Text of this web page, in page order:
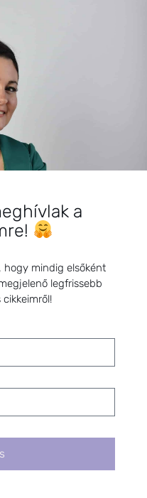
a HerbClinic alapítója,
és édesanya.
a nők és a
és helyreállítása.
a
, hogy mindig elsőként
legfrissebb